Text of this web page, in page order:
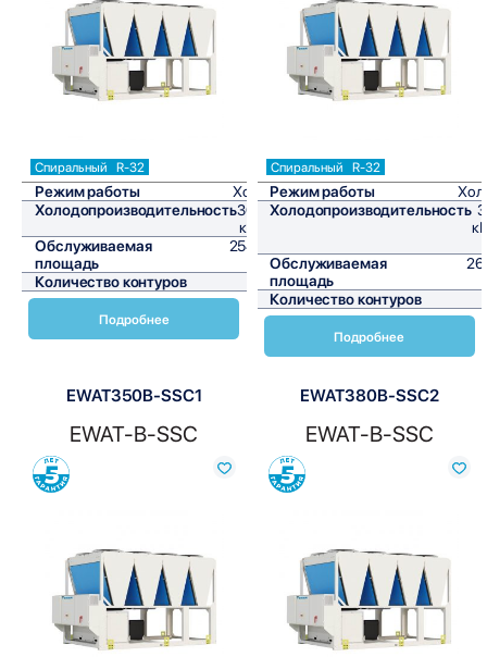
Сравнить
Спиральный R-32
Режим работы
Холод
Холодопроизводительность305,9
кВт/ч
Обслуживаемая
площадь
2549,2
м²
Количество контуров
1
Подробнее
Сравнить
Спиральный R-32
Режим работы
Холодопроизводительность
Обслуживаемая
площадь
Количество контуров
Подробнее
EWAT350B-SSC1
EWAT-B-SSC
Сравнить
EWAT380B-SSC2
EWAT-B-SSC
Сравнить